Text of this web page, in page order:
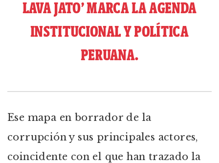
LAVA JATO’ MARCA LA AGENDA
INSTITUCIONAL Y POLÍTICA
PERUANA.
Ese mapa en borrador de la
corrupción y sus principales actores,
coincidente con el que han trazado la